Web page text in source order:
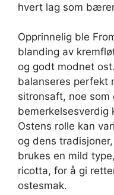
hvert lag som
Opprinnelig ble
blanding av
og godt modnet
balanseres perfekt
sitronsaft, noe som
bemerkelsesverdig
Ostens rolle kan
og dens
brukes en mild
ricotta, for å gi
ostesmak.